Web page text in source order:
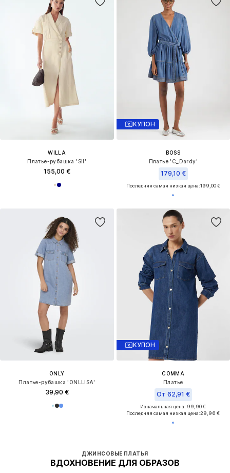
WILLA
Платье-рубашка 'Sil'
155,00 €
КУПОН
BOSS
Платье 'C_Dardy'
179,10 €
Последняя самая низкая цена:199,00 €
ONLY
Платье-рубашка 'ONLLISA'
39,90 €
ДЖИНСОВЫЕ ПЛАТЬЯ
ВДОХНОВЕНИЕ ДЛЯ ОБРАЗОВ
КУПОН
COMMA
Платье
От 62,91 €
Изначальная цена: 99,90 €
Последняя самая низкая цена:29,96 €